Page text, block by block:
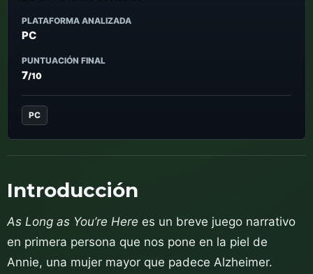
PLATAFORMA ANALIZADA
PC
PUNTUACIÓN FINAL
7/10
PC
Introducción
As Long as You’re Here es un breve juego narrativo
en primera persona que nos pone en la piel de
Annie, una mujer mayor que padece Alzheimer.